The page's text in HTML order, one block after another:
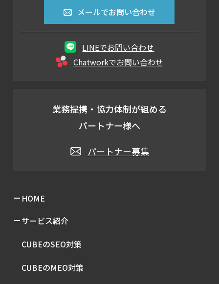
メールでお問い合わせ
LINEでお問い合わせ
Chatworkでお問い合わせ
業務提携・協力体制が組める
パートナー様へ
パートナー募集
HOME
サービス紹介
CUBEのSEO対策
CUBEのMEO対策